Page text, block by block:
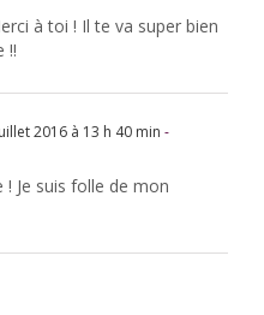
à toi ! Il te va super bien
!!
2016 à 13 h 40 min -
! Je suis folle de mon